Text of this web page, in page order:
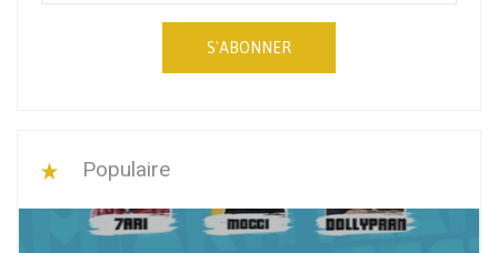
S'ABONNER
Populaire